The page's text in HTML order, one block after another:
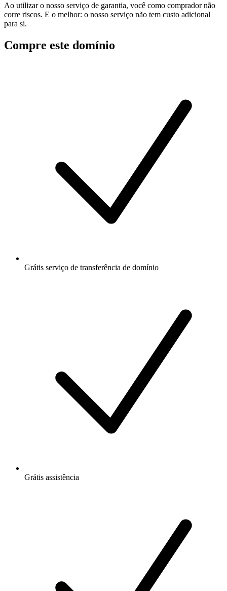
Ao utilizar o nosso serviço de garantia, você como comprador não
corre riscos. E o melhor: o nosso serviço não tem custo adicional
para si.
Compre este domínio
Grátis serviço de transferência de domínio
Grátis assistência